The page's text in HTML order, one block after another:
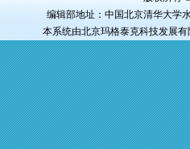
编辑部地址：中国北京清华大
本系统由北京玛格泰克科技发展有